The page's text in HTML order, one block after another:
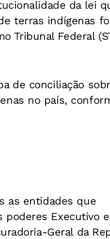
da lei
terras indígenas
Tribunal Federal
de conciliação
no país,
as entidades que
poderes Executivo e
Geral da